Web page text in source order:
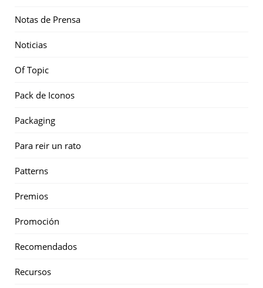
Notas de Prensa
Noticias
Of Topic
Pack de Iconos
Packaging
Para reir un rato
Patterns
Premios
Promoción
Recomendados
Recursos